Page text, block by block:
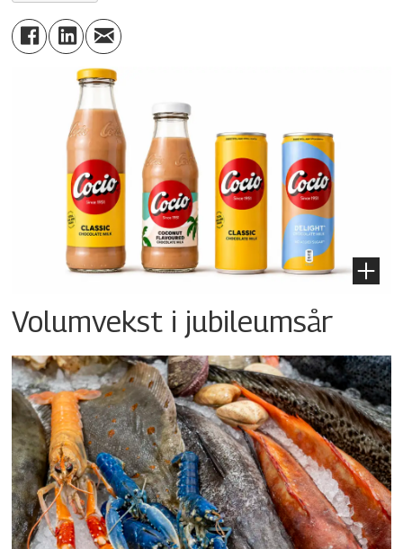
Volumvekst i jubileumsår